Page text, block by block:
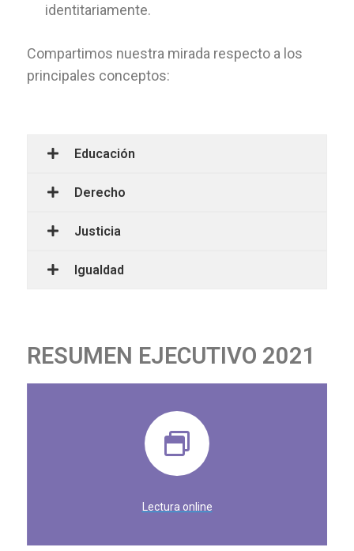
identitariamente.
Compartimos nuestra mirada respecto a los
principales conceptos:
Educación
Derecho
Justicia
Igualdad
RESUMEN EJECUTIVO 2021
Lectura online